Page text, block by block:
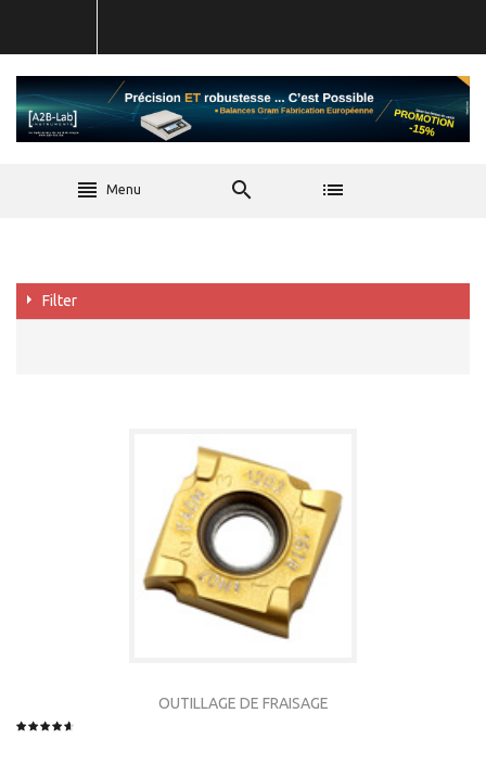
Menu
Filter
OUTILLAGE DE FRAISAGE